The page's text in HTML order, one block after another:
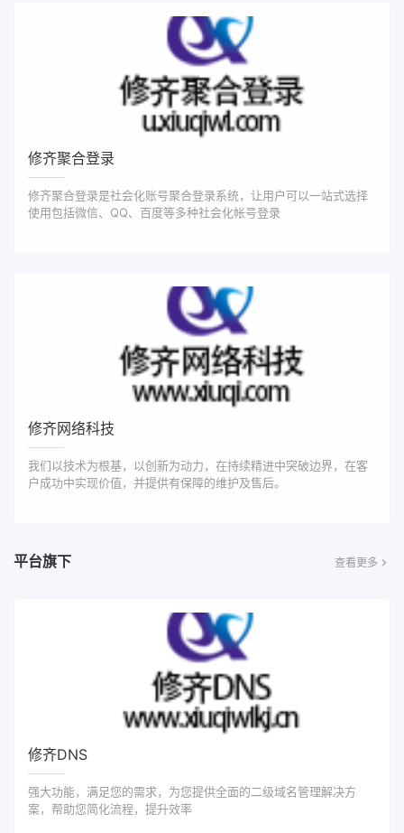
修齐聚合登录
修齐聚合登录是社会化账号聚合登录系统，让用户可以一站式选择
使用包括微信、QQ、百度等多种社会化帐号登录
修齐网络科技
我们以技术为根基，以创新为动力，在持续精进中突破边界，在客
户成功中实现价值，并提供有保障的维护及售后。
平台旗下 查看更多
修齐DNS
强大功能，满足您的需求，为您提供全面的二级域名管理解决方
案，帮助您简化流程，提升效率